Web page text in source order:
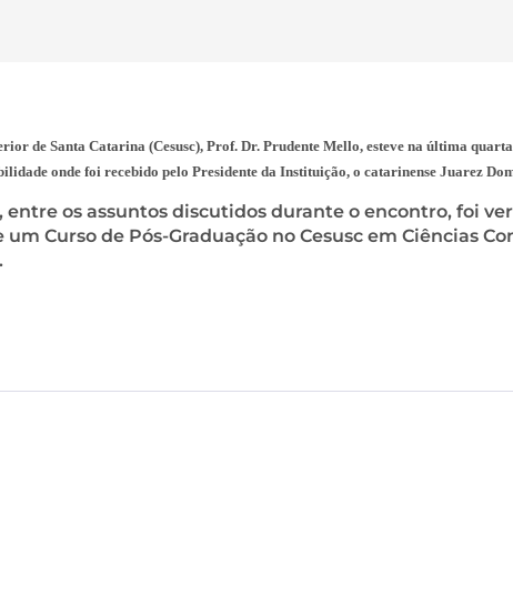
de Santa Catarina (Cesusc), Prof. Dr. Prudente Mello, esteve na última
onde foi recebido pelo Presidente da Instituição, o catarinense Juarez
os assuntos discutidos durante o encontro, foi
Curso de Pós-Graduação no Cesusc em Ciências